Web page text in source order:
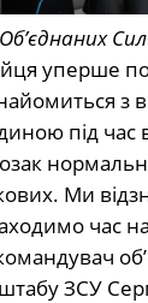
уперше
з
під час
Ми
час
ЗСУ